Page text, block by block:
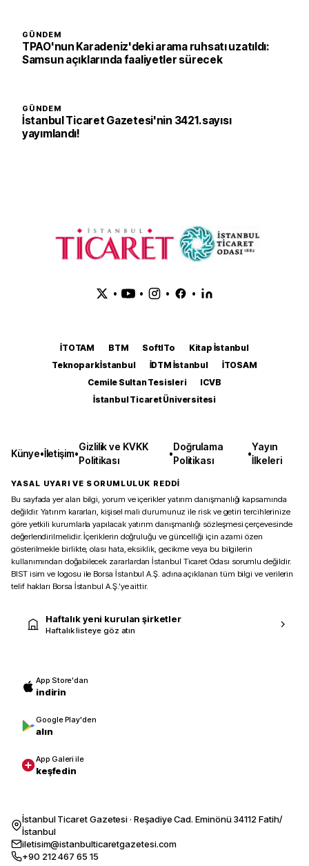
GÜNDEM
TPAO'nun Karadeniz'deki arama ruhsatı uzatıldı:
Samsun açıklarında faaliyetler sürecek
GÜNDEM
İstanbul Ticaret Gazetesi'nin 3421. sayısı
yayımlandı!
• • • •
İTOTAM BTM SoftITo
Kitap İstanbul
Teknopark İstanbul
İDTM İstanbul
İTOSAM
Cemile Sultan Tesisleri
ICVB
İstanbul Ticaret Üniversitesi
Künye•İletişim•
Gizlilik ve KVKK
Politikası
•
Doğrulama
Politikası
•
Yayın
İlkeleri
YASAL UYARI VE SORUMLULUK REDDİ
Bu sayfada yer alan bilgi, yorum ve içerikler yatırım danışmanlığı kapsamında
değildir. Yatırım kararları, kişisel mali durumunuz ile risk ve getiri tercihlerinize
göre yetkili kurumlarla yapılacak yatırım danışmanlığı sözleşmesi çerçevesinde
değerlendirilmelidir. İçeriklerin doğruluğu ve güncelliği için azami özen
gösterilmekle birlikte, olası hata, eksiklik, gecikme veya bu bilgilerin
kullanımından doğabilecek zararlardan İstanbul Ticaret Odası sorumlu değildir.
BIST isim ve logosu ile Borsa İstanbul A.Ş. adına açıklanan tüm bilgi ve verilerin
telif hakları Borsa İstanbul A.Ş.’ye aittir.
Haftalık yeni kurulan şirketler
Haftalık listeye göz atın
App Store'dan
indirin
Google Play'den
alın
App Galeri ile
keşfedin
İstanbul Ticaret Gazetesi · Reşadiye Cad. Eminönü 34112 Fatih/
İstanbul
iletisim@istanbulticaretgazetesi.com
+90 212 467 65 15